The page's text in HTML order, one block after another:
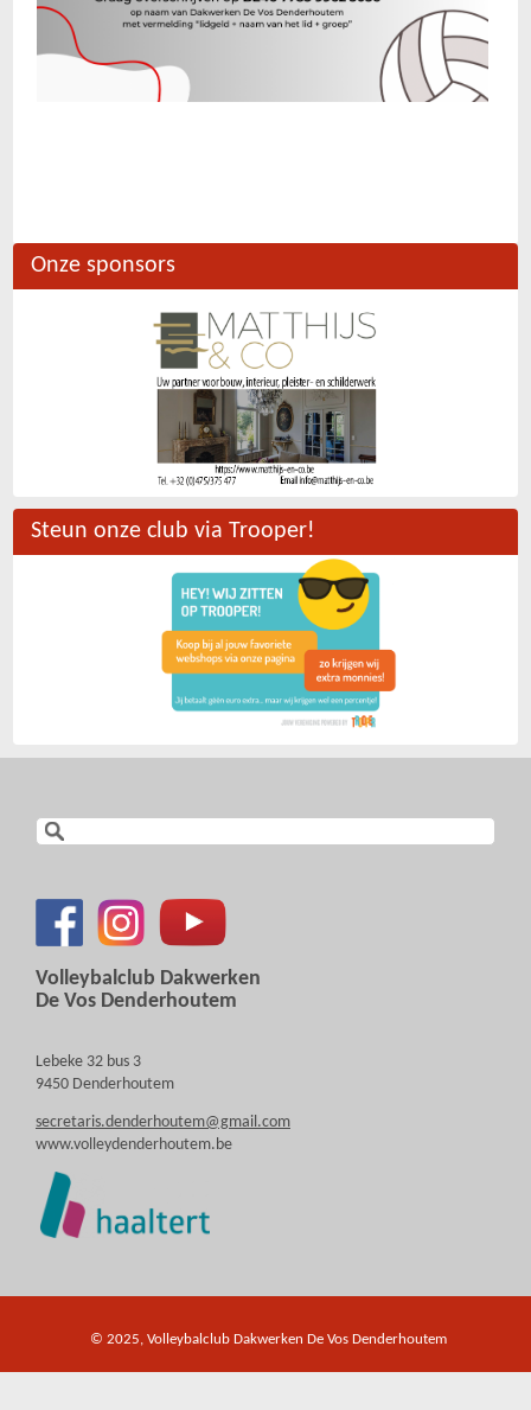
Onze sponsors
Steun onze club via Trooper!
Volleybalclub Dakwerken
De Vos Denderhoutem
Lebeke 32 bus 3
9450 Denderhoutem
secretaris.denderhoutem@gmail.com
www.volleydenderhoutem.be
© 2025, Volleybalclub Dakwerken De Vos Denderhoutem